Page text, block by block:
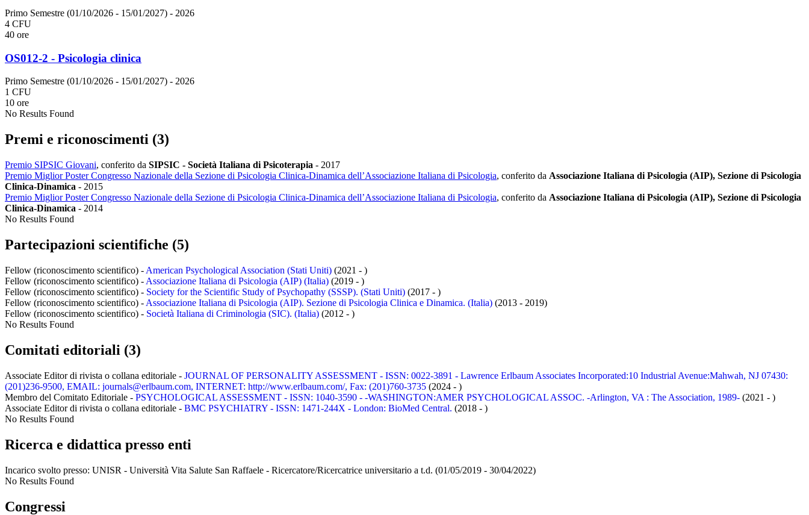
Primo Semestre (01/10/2026 - 15/01/2027) - 2026
4 CFU
40 ore
OS012-2 - Psicologia clinica
Primo Semestre (01/10/2026 - 15/01/2027) - 2026
1 CFU
10 ore
No Results Found
Premi e riconoscimenti (3)
Premio SIPSIC Giovani, conferito da SIPSIC - Società Italiana di Psicoterapia - 2017
Premio Miglior Poster Congresso Nazionale della Sezione di Psicologia Clinica-Dinamica dell’Associazione Italiana di Psicologia, conferito da Associazione Italiana di Psicologia (AIP), Sezione di Psicologia
Clinica-Dinamica - 2015
Premio Miglior Poster Congresso Nazionale della Sezione di Psicologia Clinica-Dinamica dell’Associazione Italiana di Psicologia, conferito da Associazione Italiana di Psicologia (AIP), Sezione di Psicologia
Clinica-Dinamica - 2014
No Results Found
Partecipazioni scientifiche (5)
Fellow (riconoscimento scientifico) - American Psychological Association (Stati Uniti) (2021 - )
Fellow (riconoscimento scientifico) - Associazione Italiana di Psicologia (AIP) (Italia) (2019 - )
Fellow (riconoscimento scientifico) - Society for the Scientific Study of Psychopathy (SSSP). (Stati Uniti) (2017 - )
Fellow (riconoscimento scientifico) - Associazione Italiana di Psicologia (AIP). Sezione di Psicologia Clinica e Dinamica. (Italia) (2013 - 2019)
Fellow (riconoscimento scientifico) - Società Italiana di Criminologia (SIC). (Italia) (2012 - )
No Results Found
Comitati editoriali (3)
Associate Editor di rivista o collana editoriale - JOURNAL OF PERSONALITY ASSESSMENT - ISSN: 0022-3891 - Lawrence Erlbaum Associates Incorporated:10 Industrial Avenue:Mahwah, NJ 07430:
(201)236-9500, EMAIL: journals@erlbaum.com, INTERNET: http://www.erlbaum.com/, Fax: (201)760-3735 (2024 - )
Membro del Comitato Editoriale - PSYCHOLOGICAL ASSESSMENT - ISSN: 1040-3590 - -WASHINGTON:AMER PSYCHOLOGICAL ASSOC. -Arlington, VA : The Association, 1989- (2021 - )
Associate Editor di rivista o collana editoriale - BMC PSYCHIATRY - ISSN: 1471-244X - London: BioMed Central. (2018 - )
No Results Found
Ricerca e didattica presso enti
Incarico svolto presso: UNISR - Università Vita Salute San Raffaele - Ricercatore/Ricercatrice universitario a t.d. (01/05/2019 - 30/04/2022)
No Results Found
Congressi